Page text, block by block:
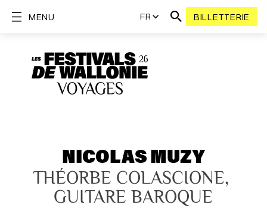
FR BILLETTERIE
MENU
NICOLAS MUZY
THÉORBE COLASCIONE,
GUITARE BAROQUE